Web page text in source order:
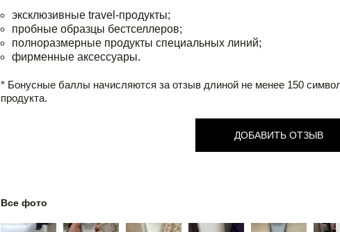
эксклюзивные travel-продукты;
пробные образцы бестселлеров;
полноразмерные продукты специальных линий;
фирменные аксессуары.
* Бонусные баллы начисляются за отзыв длиной не менее 150
продукта.
ДОБАВИТЬ ОТЗЫВ
Все фото